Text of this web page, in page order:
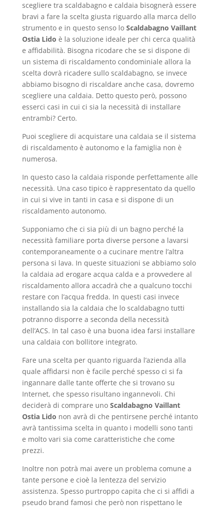
scegliere tra scaldabagno e caldaia bisognerà essere
bravi a fare la scelta giusta riguardo alla marca dello
strumento e in questo senso lo Scaldabagno Vaillant
Ostia Lido è la soluzione ideale per chi cerca qualità
e affidabilità. Bisogna ricodare che se si dispone di
un sistema di riscaldamento condominiale allora la
scelta dovrà ricadere sullo scaldabagno, se invece
abbiamo bisogno di riscaldare anche casa, dovremo
scegliere una caldaia. Detto questo però, possono
esserci casi in cui ci sia la necessità di installare
entrambi? Certo.
Puoi scegliere di acquistare una caldaia se il sistema
di riscaldamento è autonomo e la famiglia non è
numerosa.
In questo caso la caldaia risponde perfettamente alle
necessità. Una caso tipico è rappresentato da quello
in cui si vive in tanti in casa e si dispone di un
riscaldamento autonomo.
Supponiamo che ci sia più di un bagno perché la
necessità familiare porta diverse persone a lavarsi
contemporaneamente o a cucinare mentre l’altra
persona si lava. In queste situazioni se abbiamo solo
la caldaia ad erogare acqua calda e a provvedere al
riscaldamento allora accadrà che a qualcuno tocchi
restare con l’acqua fredda. In questi casi invece
installando sia la caldaia che lo scaldabagno tutti
potranno disporre a seconda della necessità
dell’ACS. In tal caso è una buona idea farsi installare
una caldaia con bollitore integrato.
Fare una scelta per quanto riguarda l’azienda alla
quale affidarsi non è facile perché spesso ci si fa
ingannare dalle tante offerte che si trovano su
Internet, che spesso risultano ingannevoli. Chi
deciderà di comprare uno Scaldabagno Vaillant
Ostia Lido non avrà di che pentirsene perché intanto
avrà tantissima scelta in quanto i modelli sono tanti
e molto vari sia come caratteristiche che come
prezzi.
Inoltre non potrà mai avere un problema comune a
tante persone e cioè la lentezza del servizio
assistenza. Spesso purtroppo capita che ci si affidi a
pseudo brand famosi che però non rispettano le